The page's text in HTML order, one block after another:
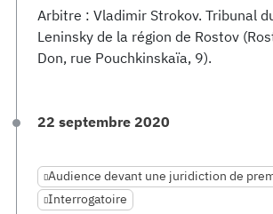
Arbitre : Vladimir Strokov. Tribunal
Leninsky de la région de Rostov
Don, rue Pouchkinskaïa, 9).
22 septembre 2020
Audience devant une juridiction de
Interrogatoire